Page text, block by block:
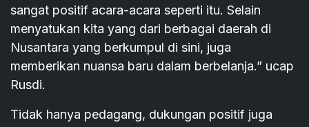
sangat positif acara-acara seperti itu. Selain
menyatukan kita yang dari berbagai daerah di
Nusantara yang berkumpul di sini, juga
memberikan nuansa baru dalam berbelanja.” ucap
Rusdi.
Tidak hanya pedagang, dukungan positif juga